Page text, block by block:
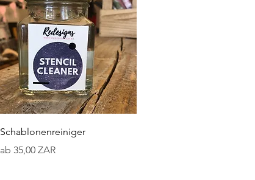
Schnellansicht
Schablonenreiniger
ab 35,00 ZAR
Sale-Preis